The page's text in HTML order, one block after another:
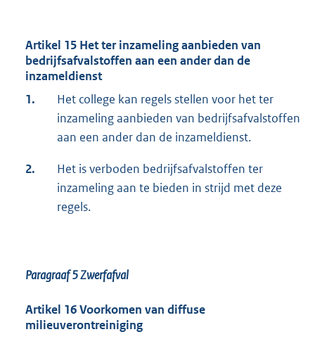
Artikel 15 Het ter inzameling aanbieden van
bedrijfsafvalstoffen aan een ander dan de
inzameldienst
1.
Het college kan regels stellen voor het ter
inzameling aanbieden van bedrijfsafvalstoffen
aan een ander dan de inzameldienst.
2.
Het is verboden bedrijfsafvalstoffen ter
inzameling aan te bieden in strijd met deze
regels.
Paragraaf 5Zwerfafval
Artikel 16 Voorkomen van diffuse
milieuverontreiniging